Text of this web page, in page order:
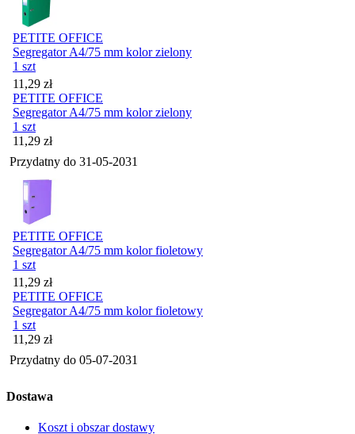
PETITE OFFICE
Segregator A4/75 mm kolor zielony
1 szt
Cena
11,29 zł
PETITE OFFICE
Segregator A4/75 mm kolor zielony
1 szt
Cena
11,29 zł
Przydatny do 31-05-2031
PETITE OFFICE
Segregator A4/75 mm kolor fioletowy
1 szt
Cena
11,29 zł
PETITE OFFICE
Segregator A4/75 mm kolor fioletowy
1 szt
Cena
11,29 zł
Przydatny do 05-07-2031
Dostawa
Koszt i obszar dostawy